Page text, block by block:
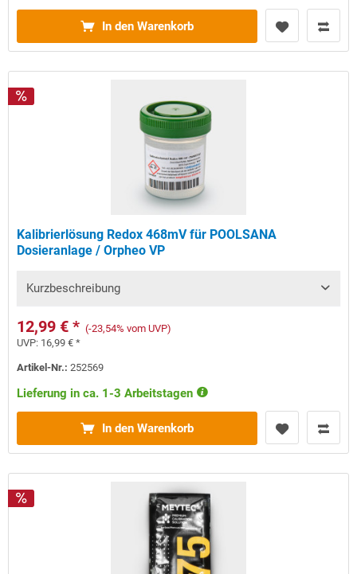
In den Warenkorb
Kalibrierlösung Redox 468mV für POOLSANA
Dosieranlage / Orpheo VP
Kurzbeschreibung
12,99 € * (-23,54% vom UVP)
UVP: 16,99 € *
Artikel-Nr.:252569
Lieferung in ca. 1-3 Arbeitstagen
In den Warenkorb